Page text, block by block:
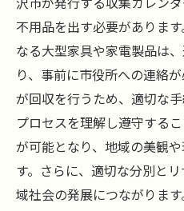
不用品を出す必要がありま
なる大型家具や家電製品は
り、事前に市役所への連絡
が回収を行うため、適切な
プロセスを理解し遵守する
が可能となり、地域の美観
す。さらに、適切な分別と
域社会の発展につながります